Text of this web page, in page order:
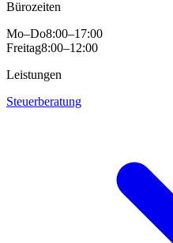
Bürozeiten
Mo–Do8:00–17:00
Freitag8:00–12:00
Leistungen
Steuerberatung